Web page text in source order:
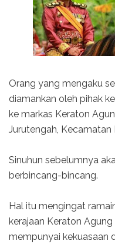
Orang yang mengaku
diamankan oleh pihak
ke markas Keraton
Jurutengah, Kecamatan
Sinuhun sebelumnya
berbincang-bincang.
Hal itu mengingat
kerajaan Keraton
mempunyai kekuasaan